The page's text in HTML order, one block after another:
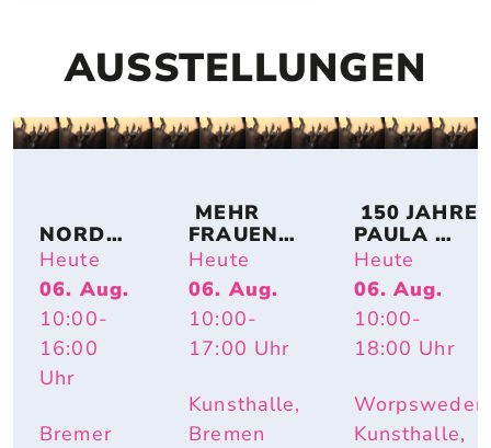
AUSSTELLUNGEN
NORDSE
E IM
UMBAU
– A
TOPOGR
APHY
OF
CHANGE
Heute
06. Aug.
10:00-
16:00
Uhr
Bremer
MEHR
FRAUEN!
BREMER
KÜNSTLE
RINNEN
AUF
PAPIER
Heute
06. Aug.
10:00-
17:00 Uhr
Kunsthalle,
Bremen
150 JAHRE
PAULA
MODERSO
HN-
BECKER:
IMPULS
PAULA –
LONGEVIAL
Heute
06. Aug.
10:00-
18:00 Uhr
Worpsweder
Kunsthalle,